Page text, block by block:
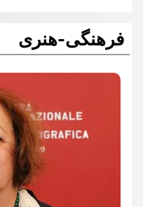
فرهنگی-هنری